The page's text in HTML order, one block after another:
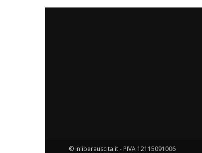
© inliberauscita.it - PIVA 12115091006